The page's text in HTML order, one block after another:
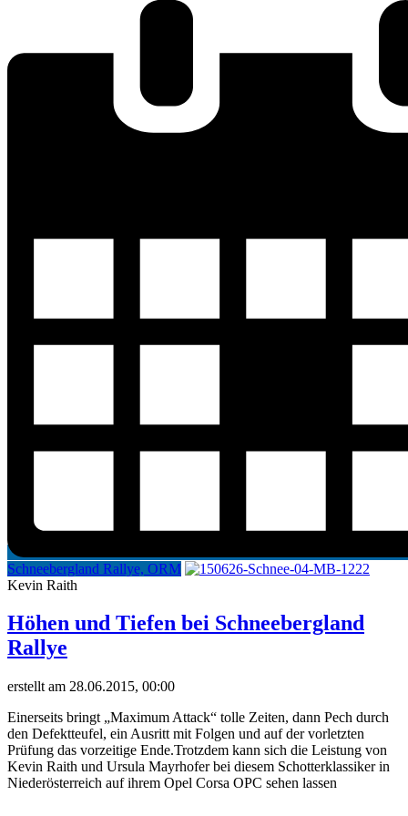
Schneebergland Rallye, ORM
Kevin Raith
Höhen und Tiefen bei Schneebergland
Rallye
erstellt am 28.06.2015, 00:00
Einerseits bringt „Maximum Attack“ tolle Zeiten, dann Pech durch
den Defektteufel, ein Ausritt mit Folgen und auf der vorletzten
Prüfung das vorzeitige Ende.Trotzdem kann sich die Leistung von
Kevin Raith und Ursula Mayrhofer bei diesem Schotterklassiker in
Niederösterreich auf ihrem Opel Corsa OPC sehen lassen